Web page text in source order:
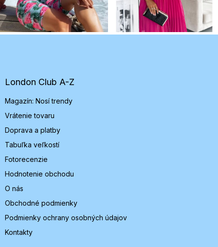
e
London Club A-Z
Magazín: Nosí trendy
Vrátenie tovaru
Doprava a platby
Tabuľka veľkostí
Fotorecenzie
Hodnotenie obchodu
O nás
Obchodné podmienky
Podmienky ochrany osobných údajov
Kontakty